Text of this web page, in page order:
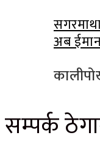
अब
सम्पर्क